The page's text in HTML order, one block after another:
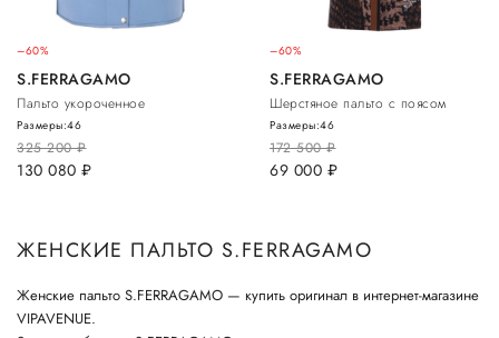
–60%
S.FERRAGAMO
Пальто укороченное
325 200руб.
130 080 руб.
Размеры:46
–60%
S.FERRAGAMO
Шерстяное пальто с поясом
172 500руб.
69 000 руб.
Размеры:46
ЖЕНСКИЕ ПАЛЬТО S.FERRAGAMO
Женские пальто S.FERRAGAMO — купить оригинал в интернет-магазине
VIPAVENUE.